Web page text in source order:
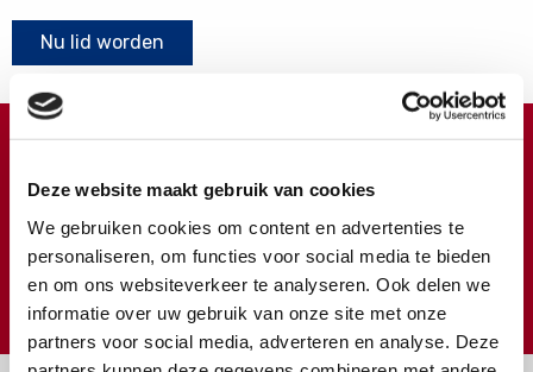
Deze website maakt gebruik van cookies
We gebruiken cookies om content en advertenties te
personaliseren, om functies voor social media te bieden
en om ons websiteverkeer te analyseren. Ook delen we
informatie over uw gebruik van onze site met onze
partners voor social media, adverteren en analyse. Deze
Nu lid worden
Meer weten over wat we met uw extra gift doen?
Klik hier
€ Doneer